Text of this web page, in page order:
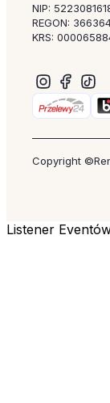
NIP:
REGON:
KRS:
Copyright
Listener